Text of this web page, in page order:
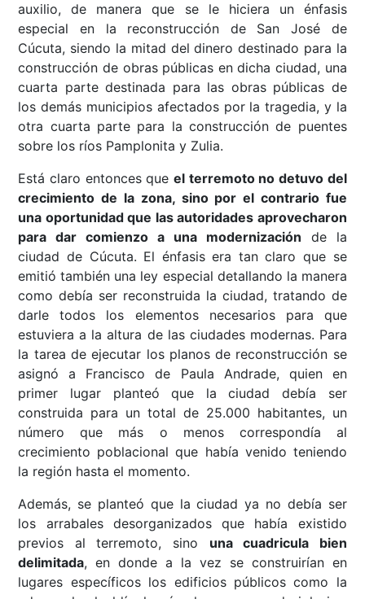
auxilio, de manera que se le hiciera un énfasis
especial en la reconstrucción de San José de
Cúcuta, siendo la mitad del dinero destinado para la
construcción de obras públicas en dicha ciudad, una
cuarta parte destinada para las obras públicas de
los demás municipios afectados por la tragedia, y la
otra cuarta parte para la construcción de puentes
sobre los ríos Pamplonita y Zulia.
Está claro entonces que el terremoto no detuvo del
crecimiento de la zona, sino por el contrario fue
una oportunidad que las autoridades aprovecharon
para dar comienzo a una modernización de la
ciudad de Cúcuta. El énfasis era tan claro que se
emitió también una ley especial detallando la manera
como debía ser reconstruida la ciudad, tratando de
darle todos los elementos necesarios para que
estuviera a la altura de las ciudades modernas. Para
la tarea de ejecutar los planos de reconstrucción se
asignó a Francisco de Paula Andrade, quien en
primer lugar planteó que la ciudad debía ser
construida para un total de 25.000 habitantes, un
número que más o menos correspondía al
crecimiento poblacional que había venido teniendo
la región hasta el momento.
Además, se planteó que la ciudad ya no debía ser
los arrabales desorganizados que había existido
previos al terremoto, sino una cuadricula bien
delimitada, en donde a la vez se construirían en
lugares específicos los edificios públicos como la